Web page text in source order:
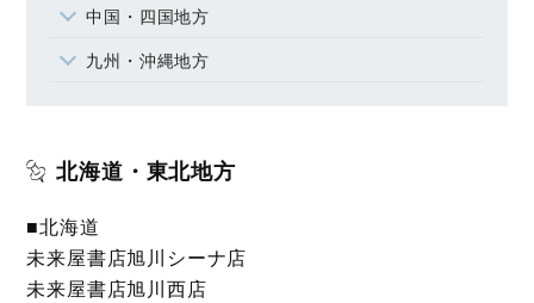
中国・四国地方
九州・沖縄地方
北海道・東北地方
■北海道
未来屋書店旭川シーナ店
未来屋書店旭川西店